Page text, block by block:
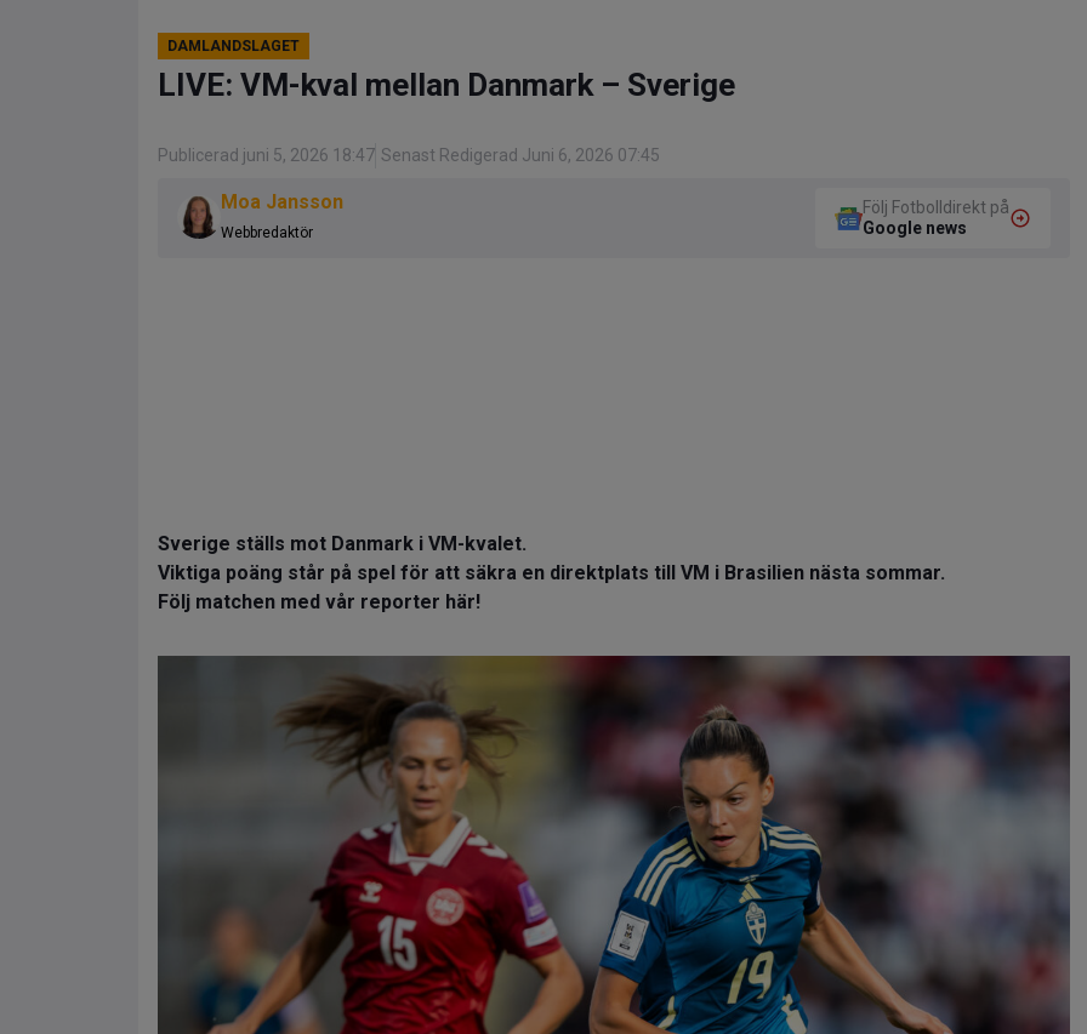
DAMLANDSLAGET
LIVE: VM-kval mellan Danmark – Sverige
Publicerad juni 5, 2026 18:47 Senast Redigerad Juni 6, 2026 07:45
Moa Jansson
Webbredaktör
Följ Fotbolldirekt på
Google news
Sverige ställs mot Danmark i VM-kvalet.
Viktiga poäng står på spel för att säkra en direktplats till VM i Brasilien nästa sommar.
Följ matchen med vår reporter här!